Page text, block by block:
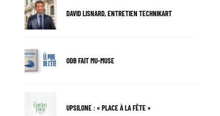
DAVID LISNARD, ENTRETIEN TECHNIKART
ODB FAIT MU-MUSE
UPSILONE : « PLACE À LA FÊTE »